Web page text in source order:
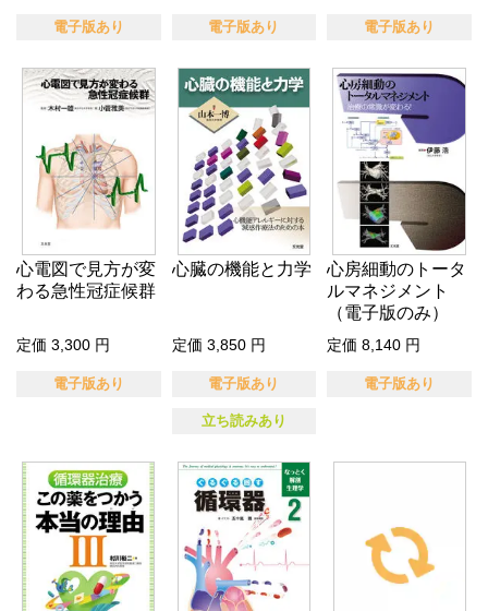
電子版あり 電子版あり 電子版あり
心電図で見方が変
わる急性冠症候群
定価 3,300 円
電子版あり
心臓の機能と力学
定価 3,850 円
電子版あり
立ち読みあり
心房細動のトータ
ルマネジメント
（電子版のみ）
定価 8,140 円
電子版あり